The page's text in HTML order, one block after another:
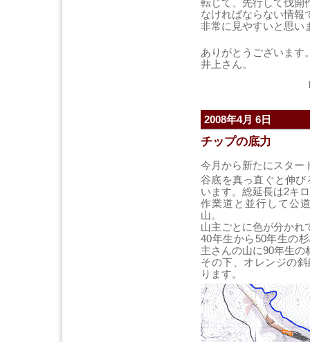
転じて、先行して伐開
なければならない情報
非常に見やすいと思い
ありがとうございます
井上さん。
2008年4月 6日
チップの底力
今月から新たにスター
谷底を真っ直ぐと伸
います。総延長は2キ
作業道と並行して公
山。
山主ごとに色が分かれ
40年生から50年生の
主さんの山に90年生の
その下、オレンジの
ります。